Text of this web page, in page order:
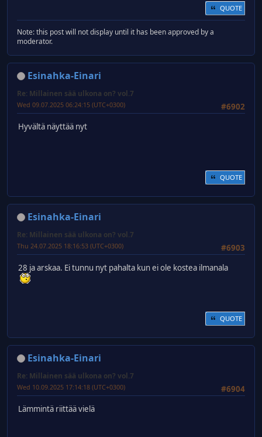
QUOTE
Note: this post will not display until it has been approved by a
moderator.
Esinahka-Einari
Re: Millainen sää ulkona on? vol.7
#6902
Wed 09.07.2025 06:24:15 (UTC+0300)
Hyvältä näyttää nyt
QUOTE
Esinahka-Einari
Re: Millainen sää ulkona on? vol.7
#6903
Thu 24.07.2025 18:16:53 (UTC+0300)
28 ja arskaa. Ei tunnu nyt pahalta kun ei ole kostea ilmanala
QUOTE
Esinahka-Einari
Re: Millainen sää ulkona on? vol.7
#6904
Wed 10.09.2025 17:14:18 (UTC+0300)
Lämmintä riittää vielä